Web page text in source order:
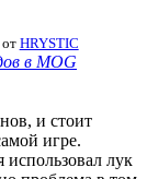
от HRYSTIC
в MOG
и стоит
игре.
использовал лук